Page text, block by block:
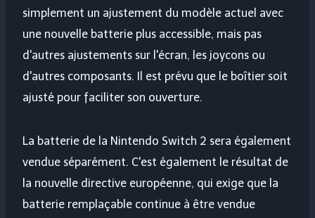
simplement un ajustement du modèle actuel avec
une nouvelle batterie plus accessible, mais pas
d'autres ajustements sur l'écran, les joycons ou
d'autres composants. Il est prévu que le boîtier soit
ajusté pour faciliter son ouverture.
La batterie de la Nintendo Switch 2 sera également
vendue séparément. C'est également le résultat de
la nouvelle directive européenne, qui exige que la
batterie remplaçable continue à être vendue